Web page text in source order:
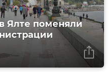
Ялте поменяли